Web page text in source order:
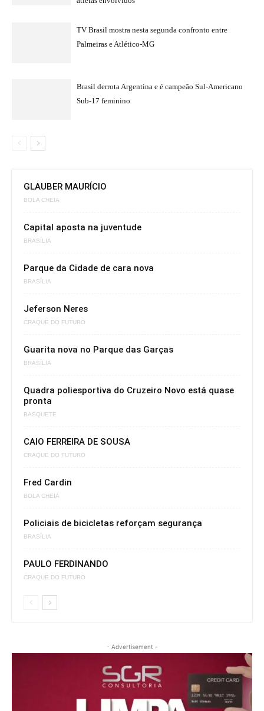
TV Brasil mostra nesta segunda confronto entre
Palmeiras e Atlético-MG
Brasil derrota Argentina e é campeão Sul-Americano
Sub-17 feminino
GLAUBER MAURÍCIO
BOLA CHEIA
Capital aposta na juventude
BRASÍLIA
Parque da Cidade de cara nova
BRASÍLIA
Jeferson Neres
CRAQUE DO FUTURO
Guarita nova no Parque das Garças
BRASÍLIA
Quadra poliesportiva do Cruzeiro Novo está quase
pronta
BASQUETE
CAIO FERREIRA DE SOUSA
CRAQUE DO FUTURO
Fred Cardin
BOLA CHEIA
Policiais de bicicletas reforçam segurança
BRASÍLIA
PAULO FERDINANDO
CRAQUE DO FUTURO
- Advertisement -